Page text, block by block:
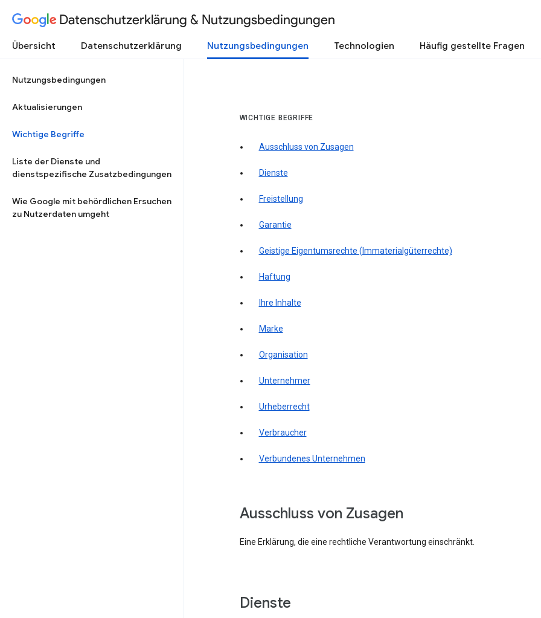
Datenschutzerklärung & Nutzungsbedingungen
Übersicht Datenschutzerklärung Nutzungsbedingungen Technologien Häufig gestellte Fragen
Nutzungsbedingungen
Aktualisierungen
Wichtige Begriffe
Liste der Dienste und
dienstspezifische Zusatzbedingungen
Wie Google mit behördlichen Ersuchen
zu Nutzerdaten umgeht
WICHTIGE BEGRIFFE
Ausschluss von Zusagen
Dienste
Freistellung
Garantie
Geistige Eigentumsrechte (Immaterialgüterrechte)
Haftung
Ihre Inhalte
Marke
Organisation
Unternehmer
Urheberrecht
Verbraucher
Verbundenes Unternehmen
Ausschluss von Zusagen
Eine Erklärung, die eine rechtliche Verantwortung einschränkt.
Dienste